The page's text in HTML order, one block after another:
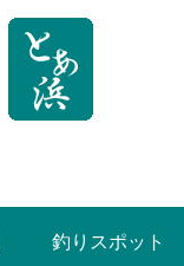
釣りスポット